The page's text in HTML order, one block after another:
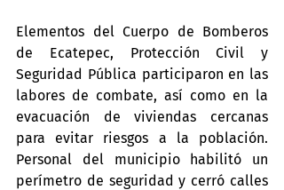
Elementos del Cuerpo de Bomberos
de Ecatepec, Protección Civil y
Seguridad Pública participaron en las
labores de combate, así como en la
evacuación de viviendas cercanas
para evitar riesgos a la población.
Personal del municipio habilitó un
perímetro de seguridad y cerró calles